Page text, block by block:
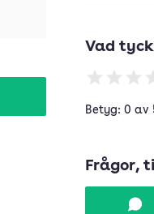
Vad
Betyg: 0 av
Frågor,